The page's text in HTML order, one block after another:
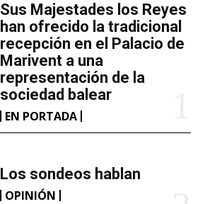
​Sus Majestades los Reyes
han ofrecido la tradicional
recepción en el Palacio de
Marivent​ a una
representación de la
sociedad balear
EN PORTADA
Los sondeos hablan
OPINIÓN